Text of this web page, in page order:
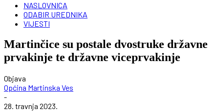
NASLOVNICA
ODABIR UREDNIKA
VIJESTI
Martinčice su postale dvostruke državne
prvakinje te državne viceprvakinje
Objava
Općina Martinska Ves
-
28. travnja 2023.